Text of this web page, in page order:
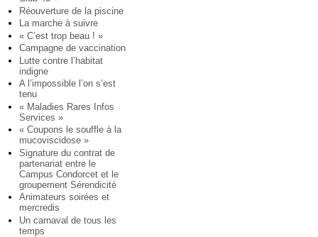
Réouverture de la piscine
La marche à suivre
« C’est trop beau ! »
Campagne de vaccination
Lutte contre l’habitat
indigne
A l’impossible l’on s’est
tenu
« Maladies Rares Infos
Services »
« Coupons le souffle à la
mucoviscidose »
Signature du contrat de
partenariat entre le
Campus Condorcet et le
groupement Sérendicité
Animateurs soirées et
mercredis
Un carnaval de tous les
temps